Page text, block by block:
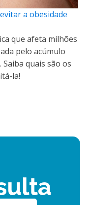
a obesidade
que afeta milhões
pelo acúmulo
quais são os
la!